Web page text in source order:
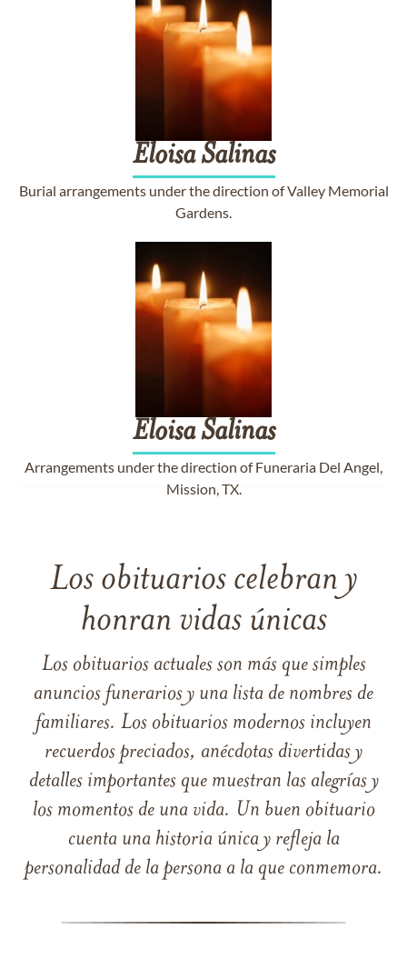
Eloisa Salinas
Burial arrangements under the direction of Valley Memorial
Gardens.
Eloisa Salinas
Arrangements under the direction of Funeraria Del Angel,
Mission, TX.
Los obituarios celebran y
honran vidas únicas
Los obituarios actuales son más que simples
anuncios funerarios y una lista de nombres de
familiares. Los obituarios modernos incluyen
recuerdos preciados, anécdotas divertidas y
detalles importantes que muestran las alegrías y
los momentos de una vida. Un buen obituario
cuenta una historia única y refleja la
personalidad de la persona a la que conmemora.